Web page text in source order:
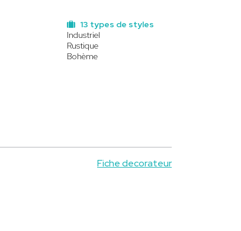
13 types de styles
Industriel
Rustique
Bohème
Fiche decorateur